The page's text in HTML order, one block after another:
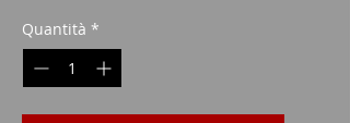
Quantità *